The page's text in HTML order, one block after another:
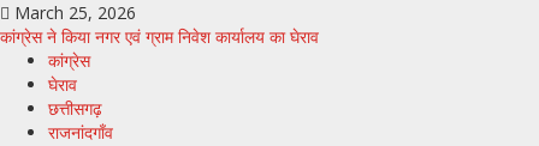
March 25, 2026
कांग्रेस ने किया नगर एवं ग्राम निवेश कार्यालय का घेराव
कांग्रेस
घेराव
छत्तीसगढ़
राजनांदगाँव